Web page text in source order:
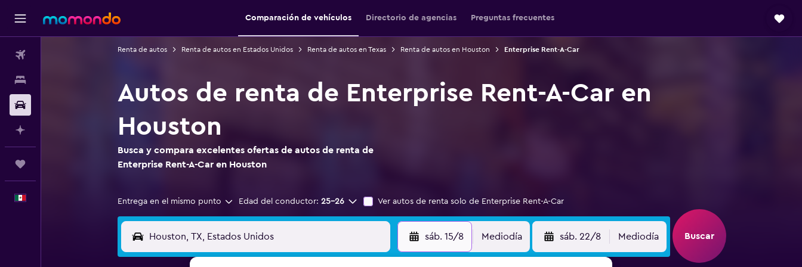
Comparación de vehículos Directorio de agencias Preguntas frecuentes
Renta de autos Renta de autos en Estados Unidos Renta de autos en Texas Renta de autos en Houston Enterprise Rent-A-Car
Autos de renta de Enterprise Rent-A-Car en
Houston
Busca y compara excelentes ofertas de autos de renta de
Enterprise Rent-A-Car en Houston
Entrega en el mismo punto Edad del conductor: 25-26 Ver autos de renta solo de Enterprise Rent-A-Car
sáb. 15/8 Mediodía sáb. 22/8 Mediodía Buscar